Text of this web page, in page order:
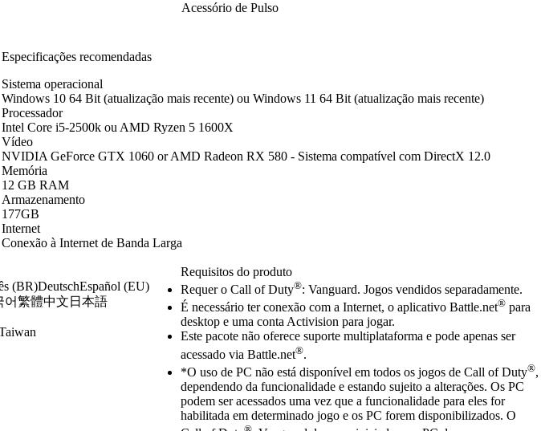
Acessório de Pulso
Especificações recomendadas
Sistema operacional
Windows 10 64 Bit (atualização mais recente) ou Windows 11 64 Bit (atualização mais recente)
Processador
Intel Core i5-2500k ou AMD Ryzen 5 1600X
Vídeo
NVIDIA GeForce GTX 1060 or AMD Radeon RX 580 - Sistema compatível com DirectX 12.0
Memória
12 GB RAM
Armazenamento
177GB
Internet
Conexão à Internet de Banda Larga
(BR)DeutschEspañol (EU)
어繁體中文 日本語
Requisitos do produto
Requer o Call of Duty®: Vanguard. Jogos vendidos separadamente.
É necessário ter conexão com a Internet, o aplicativo Battle.net® para
desktop e uma conta Activision para jogar.
Este pacote não oferece suporte multiplataforma e pode apenas ser
acessado via Battle.net®.
*O uso de PC não está disponível em todos os jogos de Call of Duty®,
dependendo da funcionalidade e estando sujeito a alterações. Os PC
podem ser acessados uma vez que a funcionalidade para eles for
habilitada em determinado jogo e os PC forem disponibilizados. O